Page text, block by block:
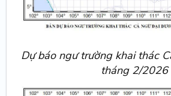
Dự báo ngư trường khai thác
tháng 2/2026